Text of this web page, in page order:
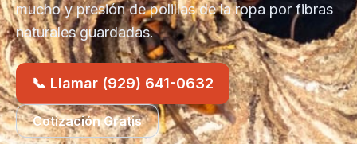
mucho y presión de polillas de la ropa por fibras
naturales guardadas.
📞 Llamar (929) 641-0632
Cotización Gratis